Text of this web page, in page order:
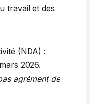
travail et des
(NDA) :
2026.
agrément de